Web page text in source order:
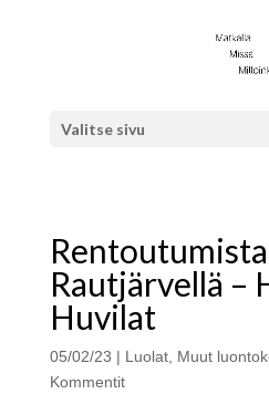
Valitse sivu
Rentoutumista
Rautjärvellä –
Huvilat
05/02/23 | Luolat, Muut
Kommentit